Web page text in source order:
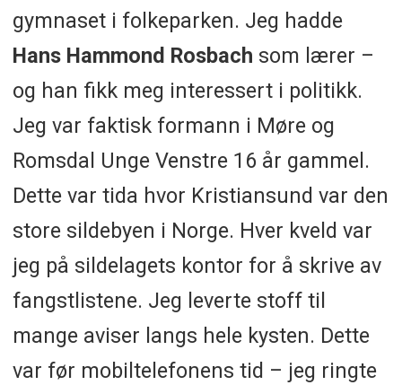
gymnaset i folkeparken. Jeg hadde
Hans Hammond Rosbach som lærer –
og han fikk meg interessert i politikk.
Jeg var faktisk formann i Møre og
Romsdal Unge Venstre 16 år gammel.
Dette var tida hvor Kristiansund var den
store sildebyen i Norge. Hver kveld var
jeg på sildelagets kontor for å skrive av
fangstlistene. Jeg leverte stoff til
mange aviser langs hele kysten. Dette
var før mobiltelefonens tid – jeg ringte